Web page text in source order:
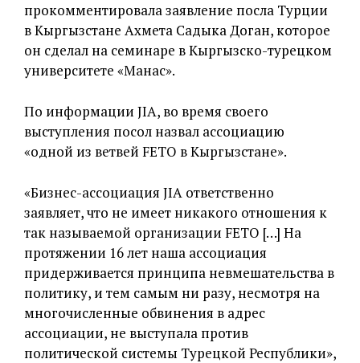
прокомментировала заявление посла Турции
в Кыргызстане Ахмета Садыка Доган, которое
он сделал на семинаре в Кыргызско-турецком
университете «Манас».
По информации JIA, во время своего
выступления посол назвал ассоциацию
«одной из ветвей FETO в Кыргызстане».
«Бизнес-ассоциация JIA ответственно
заявляет, что не имеет никакого отношения к
так называемой организации FETO […] На
протяжении 16 лет наша ассоциация
придерживается принципа невмешательства в
политику, и тем самым ни разу, несмотря на
многочисленные обвинения в адрес
ассоциации, не выступала против
политической системы Турецкой Республики»,